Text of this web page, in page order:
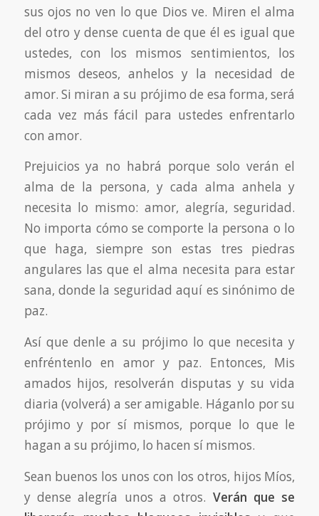
sus ojos no ven lo que Dios ve. Miren el alma
del otro y dense cuenta de que él es igual que
ustedes, con los mismos sentimientos, los
mismos deseos, anhelos y la necesidad de
amor. Si miran a su prójimo de esa forma, será
cada vez más fácil para ustedes enfrentarlo
con amor.
Prejuicios ya no habrá porque solo verán el
alma de la persona, y cada alma anhela y
necesita lo mismo: amor, alegría, seguridad.
No importa cómo se comporte la persona o lo
que haga, siempre son estas tres piedras
angulares las que el alma necesita para estar
sana, donde la seguridad aquí es sinónimo de
paz.
Así que denle a su prójimo lo que necesita y
enfréntenlo en amor y paz. Entonces, Mis
amados hijos, resolverán disputas y su vida
diaria (volverá) a ser amigable. Háganlo por su
prójimo y por sí mismos, porque lo que le
hagan a su prójimo, lo hacen sí mismos.
Sean buenos los unos con los otros, hijos Míos,
y dense alegría unos a otros. Verán que se